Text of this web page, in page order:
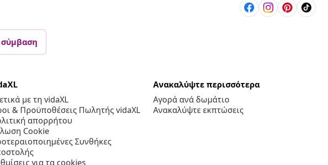
με τη vidaXL
& Προϋποθέσεις Πωλητής vidaXL
απορρήτου
Cookie
Συνθήκες
για τα cookies
Ανακαλύψτε περισσότερα
Αγορά ανά δωμάτιο
Ανακαλύψτε εκπτώσεις